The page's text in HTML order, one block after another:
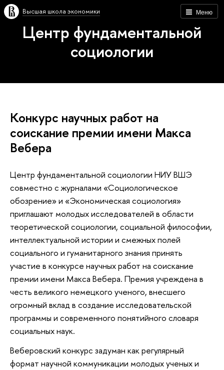
Меню
Высшая школа экономики
Центр фундаментальной
социологии
Конкурс научных работ на
соискание премии имени Макса
Вебера
Центр фундаментальной социологии НИУ ВШЭ
совместно с журналами «Социологическое
обозрение» и «Экономическая социология»
приглашают молодых исследователей в области
теоретической социологии, социальной философии,
интеллектуальной истории и смежных полей
социального и гуманитарного знания принять
участие в конкурсе научных работ на соискание
премии имени Макса Вебера. Премия учреждена в
честь великого немецкого ученого, внесшего
огромный вклад в создание исследовательской
программы и современного понятийного словаря
социальных наук.
Веберовский конкурс задуман как регулярный
формат научной коммуникации молодых ученых и